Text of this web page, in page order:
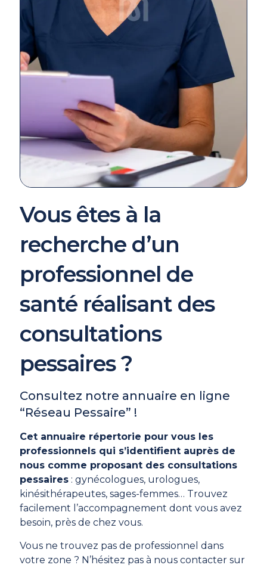
Vous êtes à la
recherche d’un
professionnel de
santé réalisant des
consultations
pessaires ?
Consultez notre annuaire en ligne
“Réseau Pessaire” !
Cet annuaire répertorie pour vous les
professionnels qui s’identifient auprès de
nous comme proposant des consultations
pessaires : gynécologues, urologues,
kinésithérapeutes, sages-femmes… Trouvez
facilement l’accompagnement dont vous avez
besoin, près de chez vous.
Vous ne trouvez pas de professionnel dans
votre zone ? N’hésitez pas à nous contacter sur